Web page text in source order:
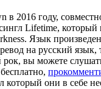
в 2016 году,
Lifetime,
Язык
на русский язык,
вы можете
который они в себе